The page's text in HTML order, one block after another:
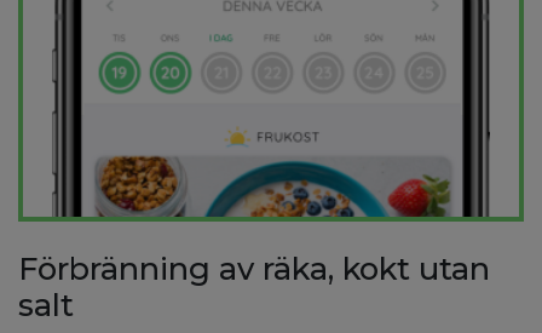
Förbränning av räka, kokt utan
salt